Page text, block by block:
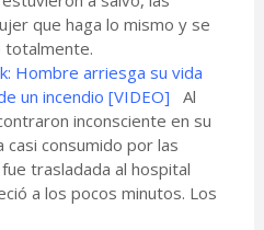
que haga lo mismo y se
totalmente.
Hombre arriesga su vida
un incendio [VIDEO] Al
inconsciente en su
consumido por las
fue trasladada al hospital
a los pocos minutos. Los